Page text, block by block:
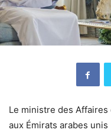
Le ministre des Affaires
aux Émirats arabes